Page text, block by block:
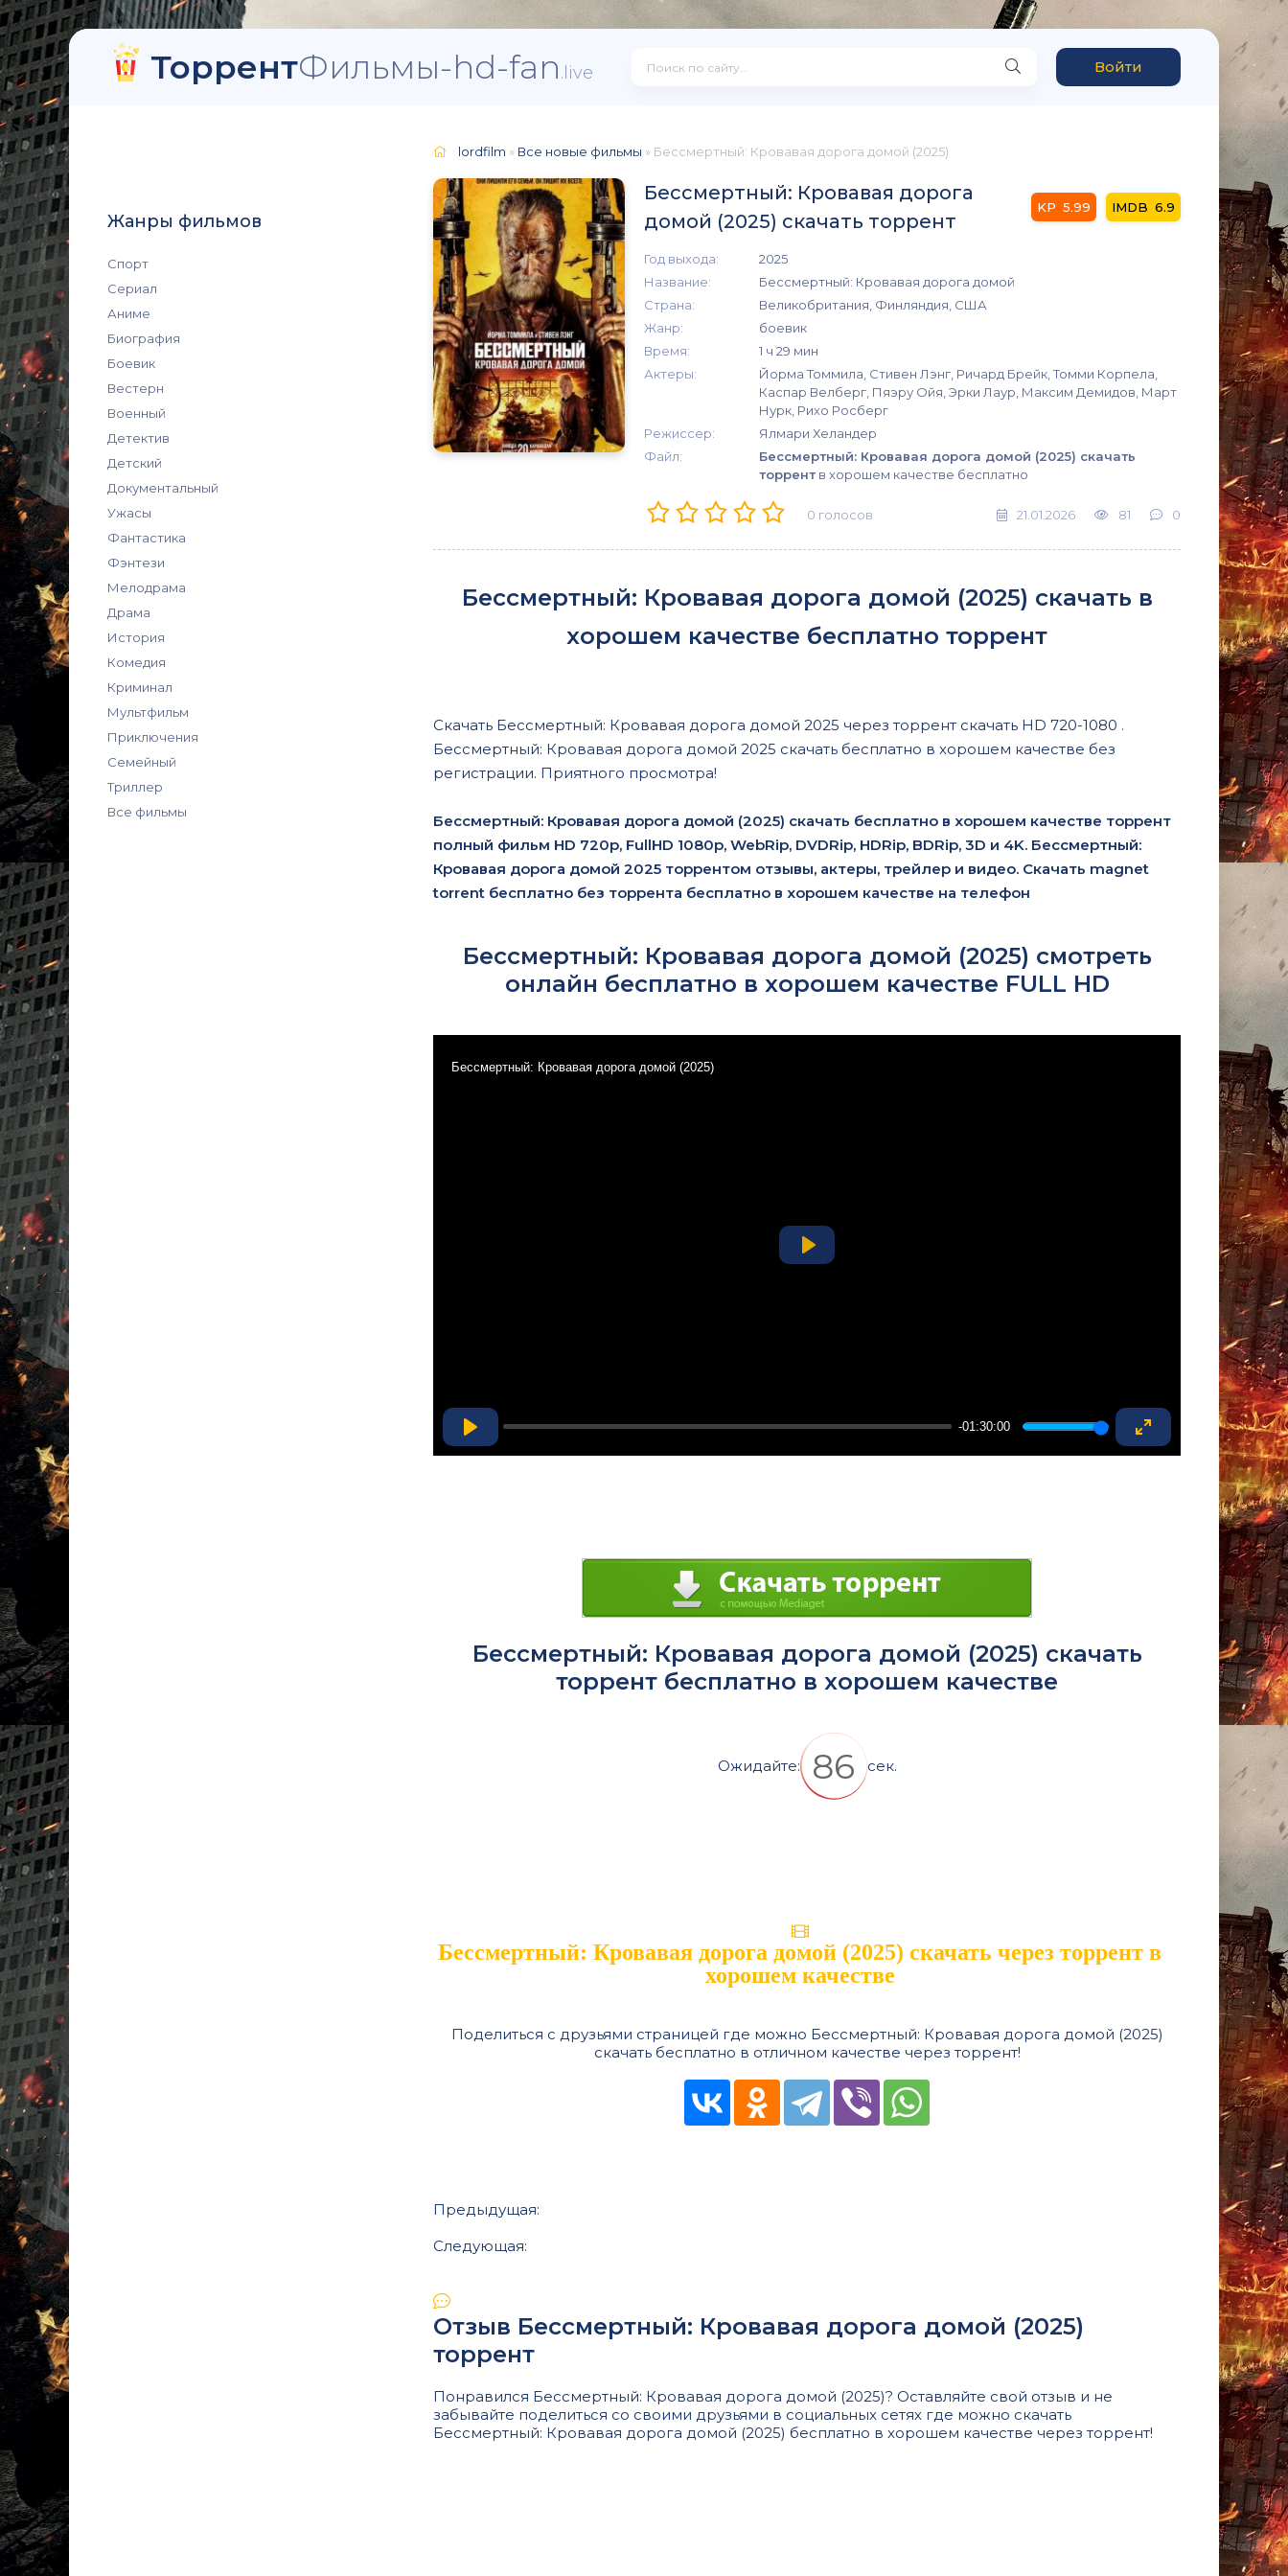
ТоррентФильмы-hd-fan.live Войти
Жанры фильмов
Спорт
Сериал
Аниме
Биография
Боевик
Вестерн
Военный
Детектив
Детский
Документальный
Ужасы
Фантастика
Фэнтези
Мелодрама
Драма
История
Комедия
Криминал
Мультфильм
Приключения
Семейный
Триллер
Все фильмы
lordfilm » Все новые фильмы » Бессмертный: Кровавая дорога домой (2025)
Бессмертный: Кровавая дорога
домой (2025) скачать торрент
5.99 6.9
Год выхода:
2025
Название:
Бессмертный: Кровавая дорога домой
Страна:
Великобритания, Финляндия, США
Жанр:
боевик
Время:
1 ч 29 мин
Актеры:
Йорма Томмила, Стивен Лэнг, Ричард Брейк, Томми Корпела,
Каспар Велберг, Пяэру Ойя, Эрки Лаур, Максим Демидов, Март
Нурк, Рихо Росберг
Режиссер:
Ялмари Хеландер
Файл:
Бессмертный: Кровавая дорога домой (2025) скачать
торрент в хорошем качестве бесплатно
0 голосов 21.01.2026 81 0
Бессмертный: Кровавая дорога домой (2025) скачать в
хорошем качестве бесплатно торрент
Скачать Бессмертный: Кровавая дорога домой 2025 через торрент скачать HD 720-1080 .
Бессмертный: Кровавая дорога домой 2025 скачать бесплатно в хорошем качестве без
регистрации. Приятного просмотра!
Бессмертный: Кровавая дорога домой (2025) скачать бесплатно в хорошем качестве торрент
полный фильм HD 720p, FullHD 1080p, WebRip, DVDRip, HDRip, BDRip, 3D и 4K. Бессмертный:
Кровавая дорога домой 2025 торрентом отзывы, актеры, трейлер и видео. Скачать magnet
torrent бесплатно без торрента бесплатно в хорошем качестве на телефон
Бессмертный: Кровавая дорога домой (2025) смотреть
онлайн бесплатно в хорошем качестве FULL HD
Play
-01:30:00
Enter
fullscreen
Бессмертный: Кровавая дорога домой (2025)
Бессмертный: Кровавая дорога домой (2025) скачать
торрент бесплатно в хорошем качестве
Ожидайте: 85 сек.
Бессмертный: Кровавая дорога домой (2025) скачать через торрент в
хорошем качестве
Поделиться с друзьями страницей где можно Бессмертный: Кровавая дорога домой (2025)
скачать бесплатно в отличном качестве через торрент!
Предыдущая:
Следующая:
Отзыв Бессмертный: Кровавая дорога домой (2025)
торрент
Понравился Бессмертный: Кровавая дорога домой (2025)? Оставляйте свой отзыв и не
забывайте поделиться со своими друзьями в социальных сетях где можно скачать
Бессмертный: Кровавая дорога домой (2025) бесплатно в хорошем качестве через торрент!